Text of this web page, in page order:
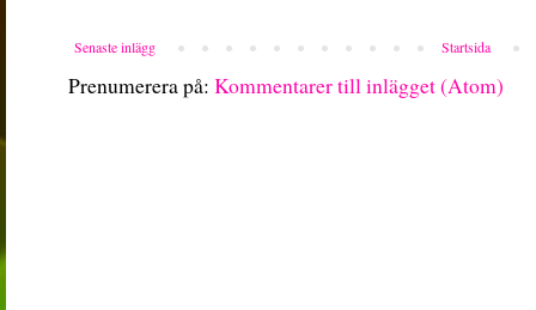
Senaste inlägg Startsida
Prenumerera på: Kommentarer till inlägget (Atom)